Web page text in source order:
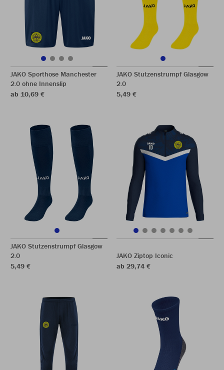
JAKO Sporthose Manchester
2.0 ohne Innenslip
ab 10,69 €
JAKO Stutzenstrumpf Glasgow
2.0
5,49 €
JAKO Stutzenstrumpf Glasgow
2.0
5,49 €
JAKO Ziptop Iconic
ab 29,74 €